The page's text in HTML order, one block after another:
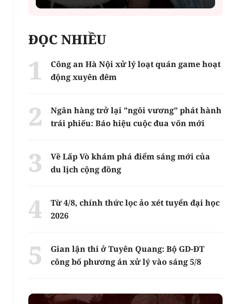
ĐỌC NHIỀU
Công an Hà Nội xử lý loạt quán game hoạt
động xuyên đêm
Ngân hàng trở lại "ngôi vương" phát hành
trái phiếu: Báo hiệu cuộc đua vốn mới
Về Lấp Vò khám phá điểm sáng mới của
du lịch cộng đồng
Từ 4/8, chính thức lọc ảo xét tuyển đại học
2026
Gian lận thi ở Tuyên Quang: Bộ GD-ĐT
công bố phương án xử lý vào sáng 5/8